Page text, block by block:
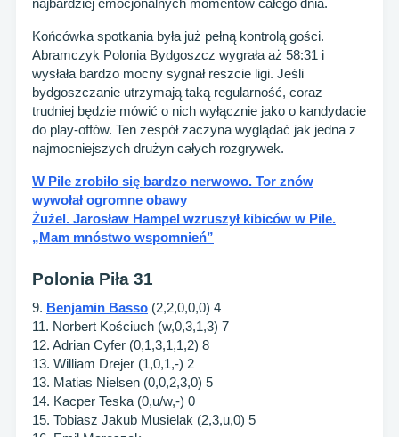
najbardziej emocjonalnych momentów całego dnia.
Końcówka spotkania była już pełną kontrolą gości.
Abramczyk Polonia Bydgoszcz wygrała aż 58:31 i
wysłała bardzo mocny sygnał reszcie ligi. Jeśli
bydgoszczanie utrzymają taką regularność, coraz
trudniej będzie mówić o nich wyłącznie jako o kandydacie
do play-offów. Ten zespół zaczyna wyglądać jak jedna z
najmocniejszych drużyn całych rozgrywek.
W Pile zrobiło się bardzo nerwowo. Tor znów
wywołał ogromne obawy
Żużel. Jarosław Hampel wzruszył kibiców w Pile.
„Mam mnóstwo wspomnień”
Polonia Piła 31
9. Benjamin Basso (2,2,0,0,0) 4
11. Norbert Kościuch (w,0,3,1,3) 7
12. Adrian Cyfer (0,1,3,1,1,2) 8
13. William Drejer (1,0,1,-) 2
13. Matias Nielsen (0,0,2,3,0) 5
14. Kacper Teska (0,u/w,-) 0
15. Tobiasz Jakub Musielak (2,3,u,0) 5